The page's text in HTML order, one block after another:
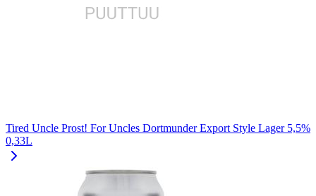
Tired Uncle Prost! For Uncles Dortmunder Export Style Lager 5,5%
0,33L